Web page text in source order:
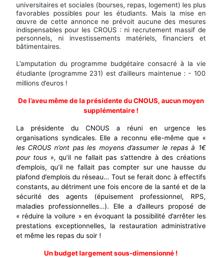
universitaires et sociales (bourses, repas, logement) les plus
favorables possibles pour les étudiants. Mais la mise en
œuvre de cette annonce ne prévoit aucune des mesures
indispensables pour les CROUS : ni recrutement massif de
personnels, ni investissements matériels, financiers et
bâtimentaires.
L’amputation du programme budgétaire consacré à la vie
étudiante (programme 231) est d’ailleurs maintenue : - 100
millions d’euros !
De l’aveu même de la présidente du CNOUS, aucun moyen
supplémentaire !
La présidente du CNOUS a réuni en urgence les
organisations syndicales. Elle a reconnu elle-même que «
les CROUS n’ont pas les moyens d’assumer le repas à 1€
pour tous », qu’il ne fallait pas s’attendre à des créations
d’emplois, qu’il ne fallait pas compter sur une hausse du
plafond d’emplois du réseau… Tout se ferait donc à effectifs
constants, au détriment une fois encore de la santé et de la
sécurité des agents (épuisement professionnel, RPS,
maladies professionnelles…). Elle a d’ailleurs proposé de
« réduire la voilure » en évoquant la possibilité d’arrêter les
prestations exceptionnelles, la restauration administrative
et même les repas du soir !
Un budget largement sous-dimensionné !